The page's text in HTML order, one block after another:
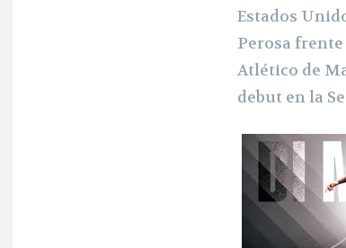
Estados
Perosa
Atlético de
debut en la